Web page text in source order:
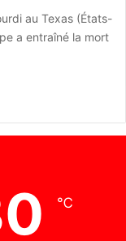
au Texas (États-
a entraîné la mort
℃